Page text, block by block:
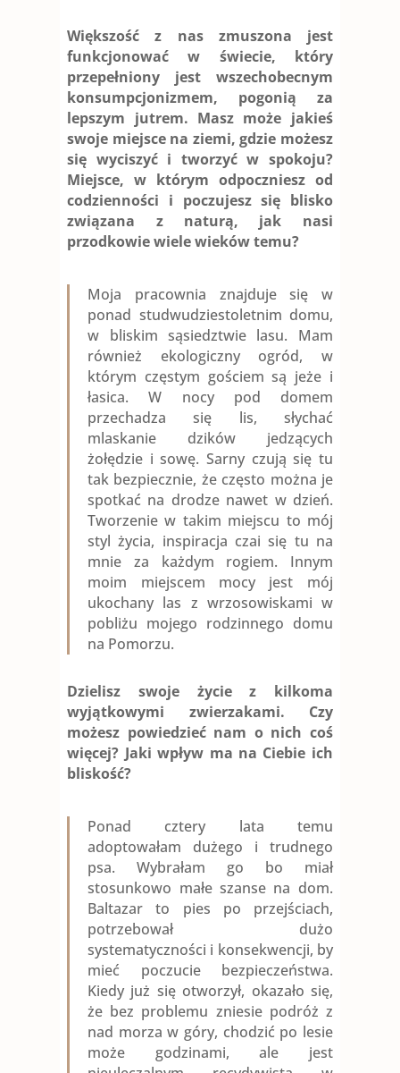
Większość z nas zmuszona jest
funkcjonować w świecie, który
przepełniony jest wszechobecnym
konsumpcjonizmem, pogonią za
lepszym jutrem. Masz może jakieś
swoje miejsce na ziemi, gdzie możesz
się wyciszyć i tworzyć w spokoju?
Miejsce, w którym odpoczniesz od
codzienności i poczujesz się blisko
związana z naturą, jak nasi
przodkowie wiele wieków temu?
Moja pracownia znajduje się w
ponad studwudziestoletnim domu,
w bliskim sąsiedztwie lasu. Mam
również ekologiczny ogród, w
którym częstym gościem są jeże i
łasica. W nocy pod domem
przechadza się lis, słychać
mlaskanie dzików jedzących
żołędzie i sowę. Sarny czują się tu
tak bezpiecznie, że często można je
spotkać na drodze nawet w dzień.
Tworzenie w takim miejscu to mój
styl życia, inspiracja czai się tu na
mnie za każdym rogiem. Innym
moim miejscem mocy jest mój
ukochany las z wrzosowiskami w
pobliżu mojego rodzinnego domu
na Pomorzu.
Dzielisz swoje życie z kilkoma
wyjątkowymi zwierzakami. Czy
możesz powiedzieć nam o nich coś
więcej? Jaki wpływ ma na Ciebie ich
bliskość?
Ponad cztery lata temu
adoptowałam dużego i trudnego
psa. Wybrałam go bo miał
stosunkowo małe szanse na dom.
Baltazar to pies po przejściach,
potrzebował dużo
systematyczności i konsekwencji, by
mieć poczucie bezpieczeństwa.
Kiedy już się otworzył, okazało się,
że bez problemu zniesie podróż z
nad morza w góry, chodzić po lesie
może godzinami, ale jest